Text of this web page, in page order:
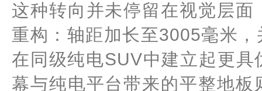
这种转向并未停留在视觉层
重构：轴距加长至3005毫米
在同级纯电SUV中建立起更
幕与纯电平台带来的平整地